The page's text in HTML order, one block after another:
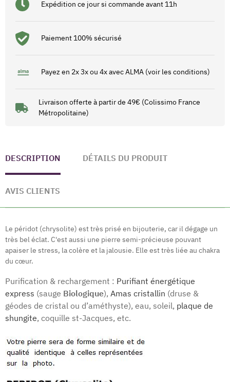
Expédition ce jour si commande avant 11h
Paiement 100% sécurisé
Payez en 2x 3x ou 4x avec ALMA (voir les conditions)
Livraison offerte à partir de 49€ (Colissimo France
Métropolitaine)
DESCRIPTION DÉTAILS DU PRODUIT
AVIS CLIENTS
Le péridot (chrysolite) est très prisé en bijouterie, car il dégage un
très bel éclat. C'est aussi une pierre semi-précieuse pouvant
apaiser le stress, la colère et la jalousie. Elle est très liée au chakra
du cœur.
Purification & rechargement : Purifiant énergétique
express (sauge Biologique), Amas cristallin (druse &
géodes de cristal ou d’améthyste), eau, soleil, plaque de
shungite, coquille st-Jacques, etc.